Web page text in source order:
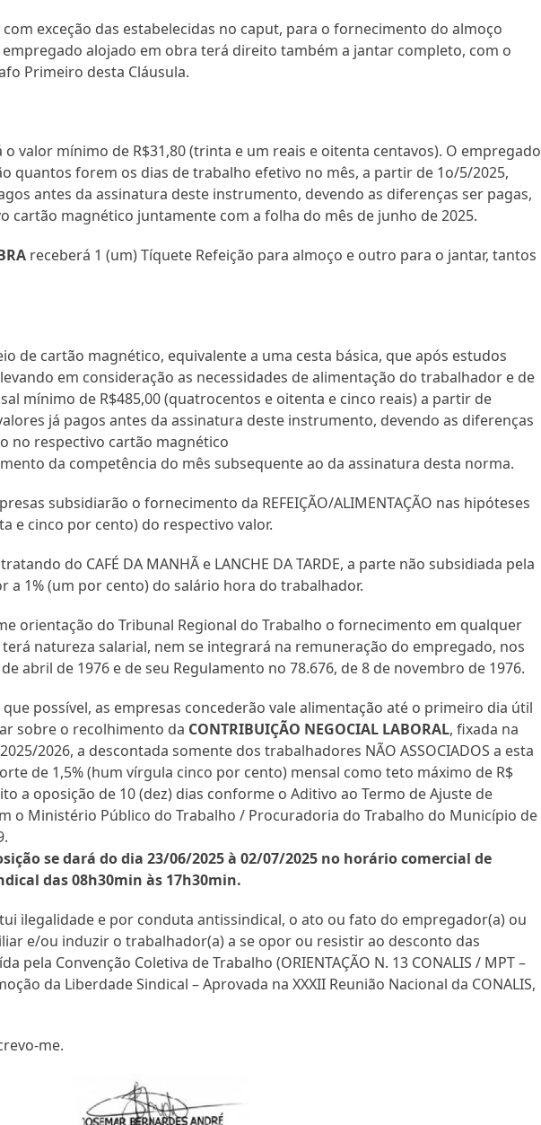
exceção das estabelecidas no caput, para o fornecimento do almoço
alojado em obra terá direito também a jantar completo, com o
Primeiro desta Cláusula.
o valor mínimo de R$31,80 (trinta e um reais e oitenta centavos). O empregado
quantos forem os dias de trabalho efetivo no mês, a partir de 1o/5/2025,
antes da assinatura deste instrumento, devendo as diferenças ser pagas,
cartão magnético juntamente com a folha do mês de junho de 2025.
receberá 1 (um) Tíquete Refeição para almoço e outro para o jantar, tantos
de cartão magnético, equivalente a uma cesta básica, que após estudos
em consideração as necessidades de alimentação do trabalhador e de
mínimo de R$485,00 (quatrocentos e oitenta e cinco reais) a partir de
já pagos antes da assinatura deste instrumento, devendo as diferenças
no respectivo cartão magnético
da competência do mês subsequente ao da assinatura desta norma.
subsidiarão o fornecimento da REFEIÇÃO/ALIMENTAÇÃO nas hipóteses
e cinco por cento) do respectivo valor.
do CAFÉ DA MANHÃ e LANCHE DA TARDE, a parte não subsidiada pela
a 1% (um por cento) do salário hora do trabalhador.
orientação do Tribunal Regional do Trabalho o fornecimento em qualquer
natureza salarial, nem se integrará na remuneração do empregado, nos
abril de 1976 e de seu Regulamento no 78.676, de 8 de novembro de 1976.
que possível, as empresas concederão vale alimentação até o primeiro dia útil
sobre o recolhimento da CONTRIBUIÇÃO NEGOCIAL LABORAL, fixada na
2026, a descontada somente dos trabalhadores NÃO ASSOCIADOS a esta
de 1,5% (hum vírgula cinco por cento) mensal como teto máximo de R$
a oposição de 10 (dez) dias conforme o Aditivo ao Termo de Ajuste de
o Ministério Público do Trabalho / Procuradoria do Trabalho do Município de
se dará do dia 23/06/2025 à 02/07/2025 no horário comercial de
das 08h30min às 17h30min.
ilegalidade e por conduta antissindical, o ato ou fato do empregador(a) ou
e/ou induzir o trabalhador(a) a se opor ou resistir ao desconto das
pela Convenção Coletiva de Trabalho (ORIENTAÇÃO N. 13 CONALIS / MPT –
da Liberdade Sindical – Aprovada na XXXII Reunião Nacional da CONALIS,
me.